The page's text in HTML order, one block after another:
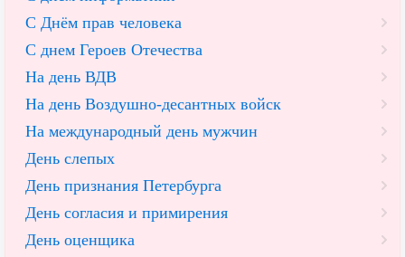
С Днём прав человека
С днем Героев Отечества
На день ВДВ
На день Воздушно-десантных войск
На международный день мужчин
День слепых
День признания Петербурга
День согласия и примирения
День оценщика